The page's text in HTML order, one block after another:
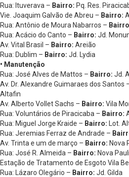
Rua: Ituverava – Bairro: Pq. Res.
Vie. Joaquim Galvão de Abreu – Bairro:
Rua: Antônio de Moura Nabarros –
Rua: Acácio do Canto – Bairro: Jd.
Av. Vital Brasil – Bairro: Areião
Rua: Dublim – Bairro: Jd. Lydia
• Manutenção
Rua: José Alves de Mattos – Bairro: Jd.
Av. Dr. Alexandre Guimaraes dos Santos
Altafin
Av. Alberto Vollet Sachs – Bairro: Vila
Rua: Voluntários de Piracicaba – Bairro:
Rua: Miguel Jorge Kraide – Bairro: Lot.
Rua: Jeremias Ferraz de Andrade –
Av. Trinta e um de março – Bairro: Nova
Rua: José R. Almeida – Bairro: Nova
Estação de Tratamento de Esgoto Vila
Rua: Lázaro Olegário – Bairro: Jd. Gilda